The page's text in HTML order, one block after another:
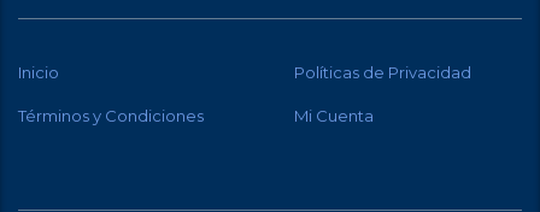
Inicio Políticas de Privacidad
Términos y Condiciones Mi Cuenta